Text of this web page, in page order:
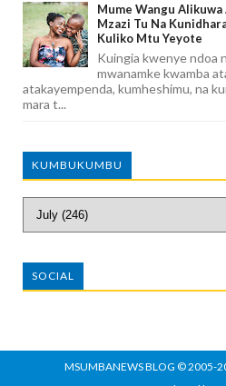
Mume Wangu
Mzazi Tu Na
Kuliko Mtu Yeyote
Kuingia kwenye ndoa
mwanamke kwamba
atakayempenda, kumheshimu, na
mara t...
KUMBUKUMBU
SOCIAL
MSUMBANEWS BLOG © 2005-